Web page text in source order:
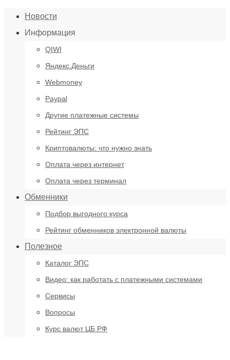
Новости
Информация
QIWI
Яндекс.Деньги
Webmoney
Paypal
Другие платежные системы
Рейтинг ЭПС
Криптовалюты: что нужно знать
Оплата через интернет
Оплата через терминал
Обменники
Подбор выгодного курса
Рейтинг обменников электронной валюты
Полезное
Каталог ЭПС
Видео: как работать с платежными системами
Сервисы
Вопросы
Курс валют ЦБ РФ